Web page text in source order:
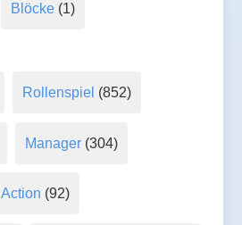
Blöcke (1)
Rollenspiel (852)
Manager (304)
Action (92)